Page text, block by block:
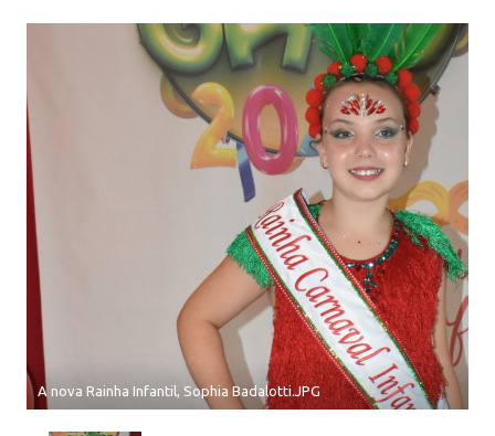
A nova Rainha Infantil, Sophia Badalotti.JPG